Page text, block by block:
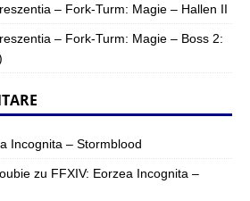
– Fork-Turm: Magie – Hallen II
– Fork-Turm: Magie – Boss 2:
Incognita – Stormblood
zu FFXIV: Eorzea Incognita –